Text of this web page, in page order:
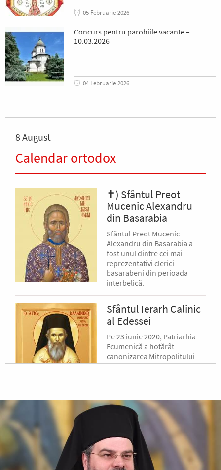
05 Februarie 2026
Concurs pentru parohiile vacante –
10.03.2026
04 Februarie 2026
8 August
Calendar ortodox
✝) Sfântul Preot
Mucenic Alexandru
din Basarabia
Sfântul Preot Mucenic
Alexandru din Basarabia a
fost unul dintre cei mai
reprezentativi clerici
basarabeni din perioada
interbelică.
Sfântul Ierarh Calinic
al Edessei
Pe 23 iunie 2020, Patriarhia
Ecumenică a hotărât
canonizarea Mitropolitului
Calinic al Edessei, Pellei și
Sfântul Ierarh Emilian
Mărturisitorul,
Episcopul Cizicului
Sfântul Ierarh Emilian,